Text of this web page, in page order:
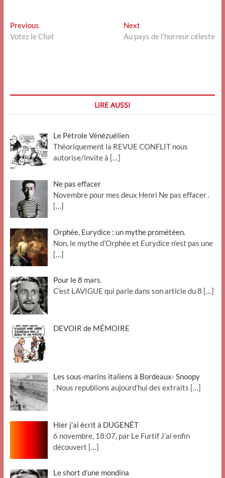
Navigation
de
PreviousPrevious
post:
Votez le Chat
Next
post:
Au pays de l’horreur céleste
LIRE AUSSI
Le Pétrole Vénézuélien
Théoriquement la REVUE CONFLIT nous
autorise/invite à […]
Ne pas effacer
Novembre pour mes deux Henri Ne pas effacer .
[…]
Orphée, Eurydice : un mythe prométéen.
Non, le mythe d’Orphée et Eurydice n’est pas une
[…]
Pour le 8 mars.
C’est LAVIGUE qui parle dans son article du 8 […]
DEVOIR de MÉMOIRE
Les sous-marins italiens à Bordeaux- Snoopy
. Nous republions aujourd’hui des extraits […]
Hier j’ai écrit à DUGENÊT
6 novembre, 18:07, par Le Furtif J’ai enfin
découvert […]
Le short d’une mondina